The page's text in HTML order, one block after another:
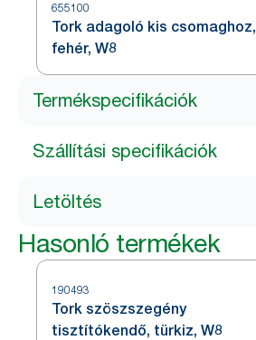
655100
Tork adagoló kis csomaghoz,
fehér, W8
Termékspecifikációk
Szállítási specifikációk
Letöltés
Hasonló termékek
190493
Tork szöszszegény
tisztítókendő, türkiz, W8